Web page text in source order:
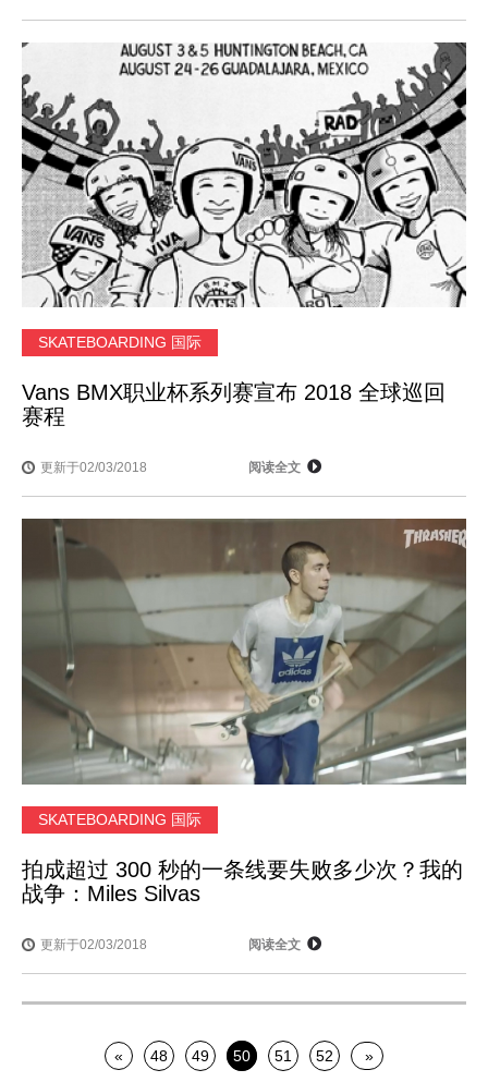
SKATEBOARDING 国际
Vans BMX职业杯系列赛宣布 2018 全球巡回
赛程
更新于02/03/2018 阅读全文
SKATEBOARDING 国际
拍成超过 300 秒的一条线要失败多少次？我的
战争：Miles Silvas
更新于02/03/2018 阅读全文
« 48 49 50 51 52 »